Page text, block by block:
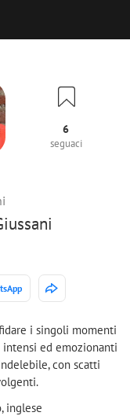
6
seguaci
i singoli momenti
ed emozionanti
con scatti
inglese